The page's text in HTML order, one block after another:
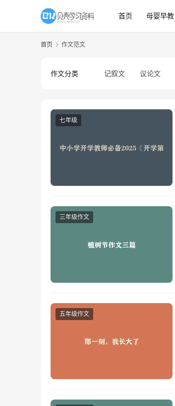
首页 母婴早教
首页 作文范文
作文分类 记叙文 议论文
七年级
三年级作文
五年级作文